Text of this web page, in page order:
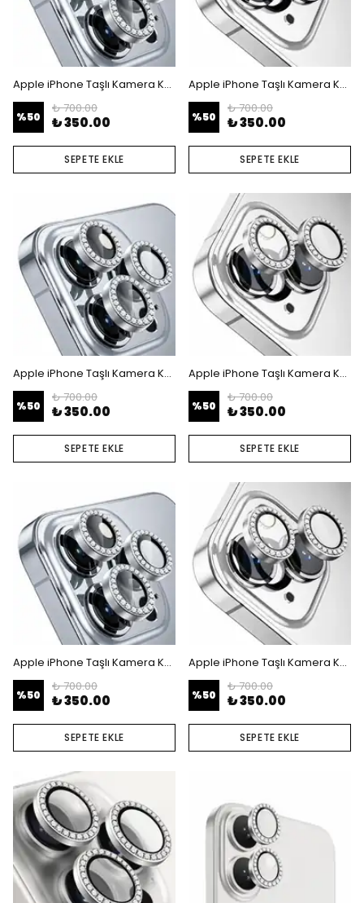
Apple iPhone Taşlı Kamera Koruyucu Lens - iPhone 12 Pro Max
%50
₺ 700.00
₺ 350.00
SEPETE EKLE
Apple iPhone Taşlı Kamera Koruyucu Lens - iPhone 13 - 13 mini
%50
₺ 700.00
₺ 350.00
SEPETE EKLE
Apple iPhone Taşlı Kamera Koruyucu Lens - iPhone 13 Pro - 13 Pro Max
%50
₺ 700.00
₺ 350.00
SEPETE EKLE
Apple iPhone Taşlı Kamera Koruyucu Lens - iPhone 14 - 14 Plus
%50
₺ 700.00
₺ 350.00
SEPETE EKLE
Apple iPhone Taşlı Kamera Koruyucu Lens - iPhone 14 Pro - 14 Pro Max
%50
₺ 700.00
₺ 350.00
SEPETE EKLE
Apple iPhone Taşlı Kamera Koruyucu Lens - iPhone 15 - 15 Plus
%50
₺ 700.00
₺ 350.00
SEPETE EKLE